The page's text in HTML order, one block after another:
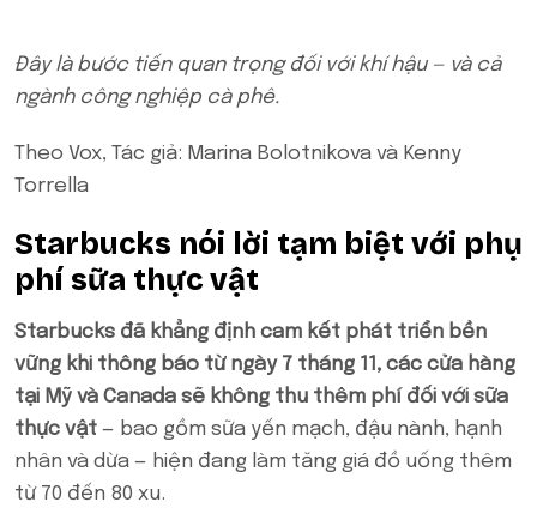
Đây là bước tiến quan trọng đối với khí hậu — và cả
ngành công nghiệp cà phê.
Theo Vox, Tác giả: Marina Bolotnikova và Kenny
Torrella
Starbucks nói lời tạm biệt với phụ
phí sữa thực vật
Starbucks đã khẳng định cam kết phát triển bền
vững khi thông báo từ ngày 7 tháng 11, các cửa hàng
tại Mỹ và Canada sẽ không thu thêm phí đối với sữa
thực vật — bao gồm sữa yến mạch, đậu nành, hạnh
nhân và dừa — hiện đang làm tăng giá đồ uống thêm
từ 70 đến 80 xu.